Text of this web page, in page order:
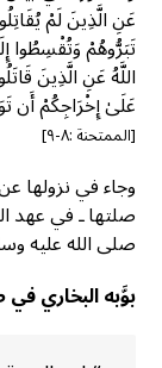
عَنِ الَّذِينَ لَمْ
تَبَرُّوهُمْ وَتُقْسِطُوا
اللَّهُ عَنِ الَّذِينَ
عَلَىٰ إِخْرَاجِكُمْ أَن
[الممتحنة :٨-٩]
وجاء في نزولها
صلتها ـ في عهد
صلى الله عليه
بوَّبه البخاري